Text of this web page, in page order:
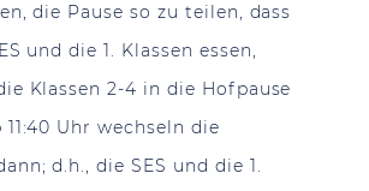
die Pause so zu teilen, dass
und die 1. Klassen essen,
Klassen 2-4 in die Hofpause
11:40 Uhr wechseln die
d.h., die SES und die 1.